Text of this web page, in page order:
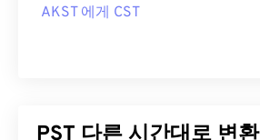
AKST 에게 CST